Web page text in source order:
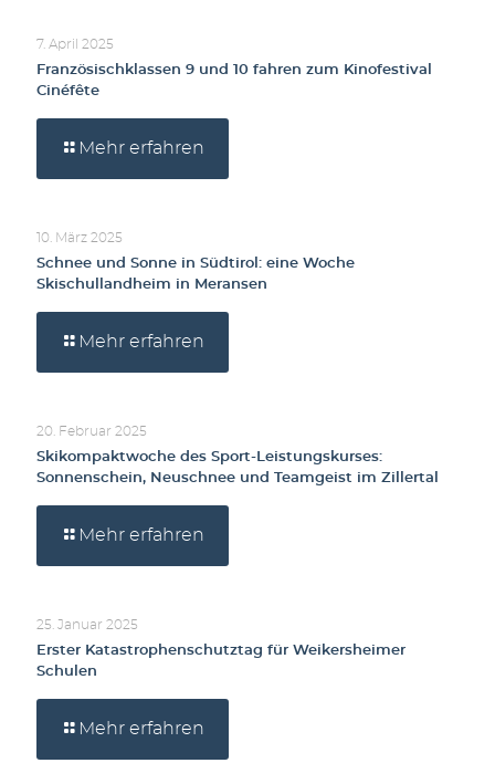
7. April 2025
Französischklassen 9 und 10 fahren zum Kinofestival
Cinéfête
Mehr erfahren
10. März 2025
Schnee und Sonne in Südtirol: eine Woche
Skischullandheim in Meransen
Mehr erfahren
20. Februar 2025
Skikompaktwoche des Sport-Leistungskurses:
Sonnenschein, Neuschnee und Teamgeist im Zillertal
Mehr erfahren
25. Januar 2025
Erster Katastrophenschutztag für Weikersheimer
Schulen
Mehr erfahren